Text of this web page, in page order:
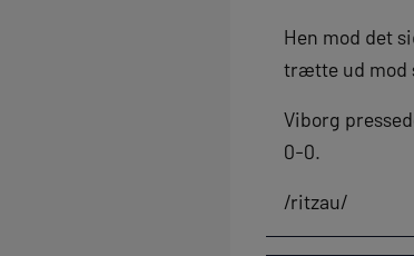
Hen mod det
trætte ud mod
Viborg
0-0.
/ritzau/